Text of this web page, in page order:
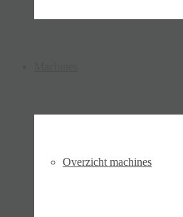
Overzicht machines